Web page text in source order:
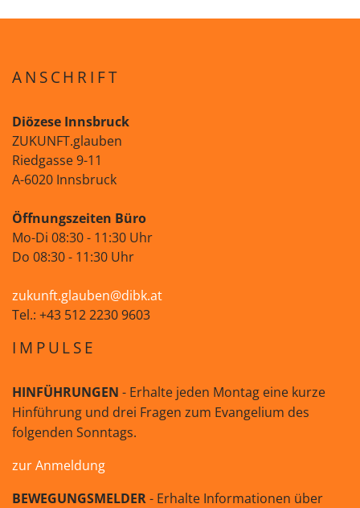
ANSCHRIFT
Diözese Innsbruck
ZUKUNFT.glauben
Riedgasse 9-11
A-6020 Innsbruck
Öffnungszeiten Büro
Mo-Di 08:30 - 11:30 Uhr
Do 08:30 - 11:30 Uhr
zukunft.glauben@dibk.at
Tel.: +43 512 2230 9603
IMPULSE
HINFÜHRUNGEN - Erhalte jeden Montag eine kurze
Hinführung und drei Fragen zum Evangelium des
folgenden Sonntags.
zur Anmeldung
BEWEGUNGSMELDER- Erhalte Informationen über